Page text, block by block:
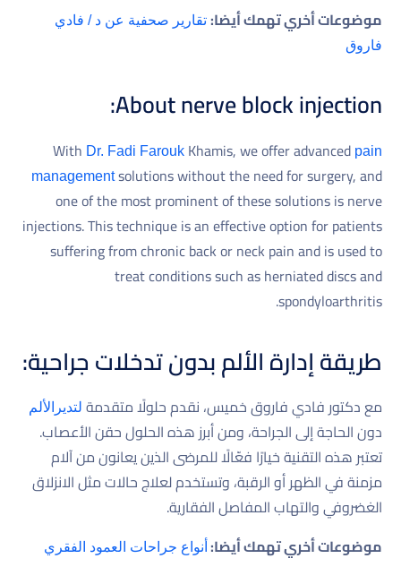
موضوعات أخري تهمك أيضا: تقارير صحفية عن د / فادي
فاروق
About nerve block injection:
With Dr. Fadi FaroukKhamis, we offer advanced pain
managementsolutions without the need for surgery, and
one of the most prominent of these solutions is nerve
injections. This technique is an effective option for patients
suffering from chronic back or neck pain and is used to
treat conditions such as herniated discs and
spondyloarthritis.
طريقة إدارة الألم بدون تدخلات جراحية:
مع دكتور فادي فاروق خميس، نقدم حلولًا متقدمة لتديرالألم
دون الحاجة إلى الجراحة، ومن أبرز هذه الحلول حقن الأعصاب.
تعتبر هذه التقنية خيارًا فعّالًا للمرضى الذين يعانون من آلام
مزمنة في الظهر أو الرقبة، وتستخدم لعلاج حالات مثل الانزلاق
الغضروفي والتهاب المفاصل الفقارية.
موضوعات أخري تهمك أيضا: أنواع جراحات العمود الفقري